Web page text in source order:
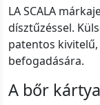
LA SCALA
dísztűzéssel.
patentos
befogadására.
A bőr